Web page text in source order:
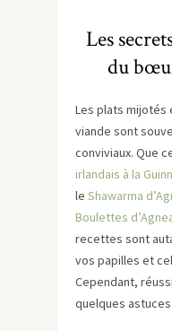
Les
du
Les plats mijotés
viande sont
conviviaux. Que
irlandais à la
le Shawarma
Boulettes
recettes sont
vos papilles et
Cependant,
quelques